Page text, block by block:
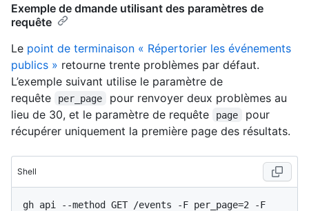
Exemple de dmande utilisant des paramètres de
requête
Le point de terminaison « Répertorier les événements
publics » retourne trente problèmes par défaut.
L’exemple suivant utilise le paramètre de
requête
per_page
pour renvoyer deux problèmes au
lieu de 30, et le paramètre de requête
page
pour
récupérer uniquement la première page des résultats.
Shell
gh api --method GET /events -F per_page=2 -F